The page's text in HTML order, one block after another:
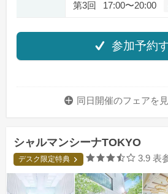
第3回
17:00〜20:00
参加予約
同日開催のフェアを
シャルマンシーナTOKYO
デスク限定特典 口コミ
3.9 表